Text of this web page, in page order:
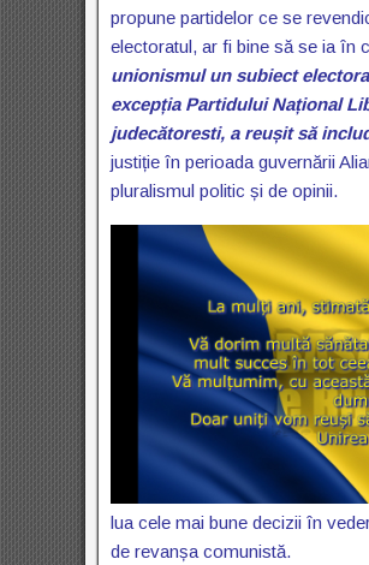
propune partidelor ce se
electoratul, ar fi bine să se ia în
unionismul un subiect
excepția Partidului Național
judecătoresti, a reușit să
justiție în perioada guvernării
pluralismul politic și de opinii.
lua cele mai bune decizii în
de revanșa comunistă.